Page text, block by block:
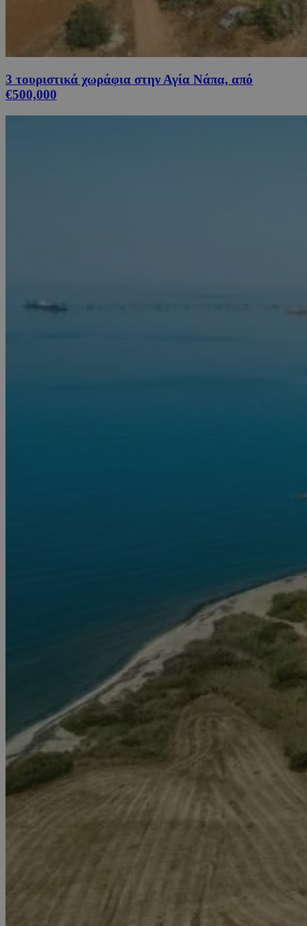
3 τουριστικά χωράφια στην Αγία Νάπα, από
€500,000